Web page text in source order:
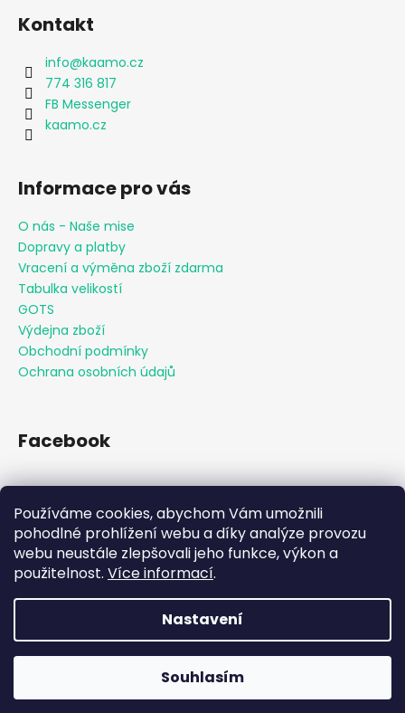
Používáme cookies, abychom Vám umožnili
pohodlné prohlížení webu a díky analýze provozu
webu neustále zlepšovali jeho funkce, výkon a
použitelnost. Více informací.
Nastavení
Souhlasím
Kontakt
info@kaamo.cz
774 316 817
FB Messenger
kaamo.cz
Informace pro vás
O nás - Naše mise
Dopravy a platby
Vracení a výměna zboží zdarma
Tabulka velikostí
GOTS
Výdejna zboží
Obchodní podmínky
Ochrana osobních údajů
Facebook
Přijímáme online platby
Vytvořil Shoptet
KAAMO. Všechna práva vyhrazena.